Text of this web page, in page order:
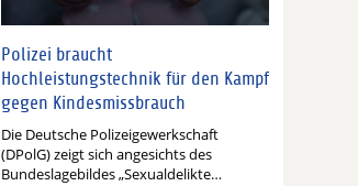
Polizei braucht
Hochleistungstechnik für den Kampf
gegen Kindesmissbrauch
Die Deutsche Polizeigewerkschaft
(DPolG) zeigt sich angesichts des
Bundeslagebildes „Sexualdelikte…